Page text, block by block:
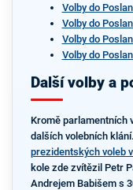
Volby do
Volby do
Volby do
Volby do
Další volby a
Kromě parlamentních
dalších volebních
prezidentských voleb
kole zde zvítězil Petr
Andrejem Babišem s